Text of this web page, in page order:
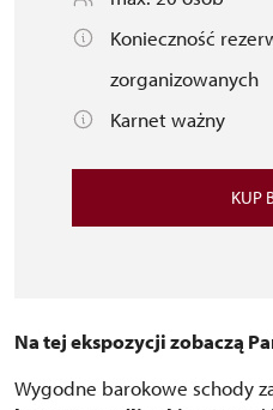
Konieczność
zorganizowanych
Karnet ważny
KUP
Na tej ekspozycji zobaczą
Wygodne barokowe schody